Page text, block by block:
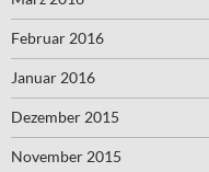
Februar 2016
Januar 2016
Dezember 2015
November 2015